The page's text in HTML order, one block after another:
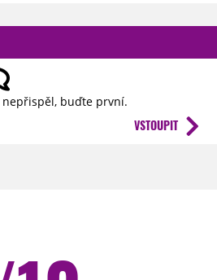
buďte první.
VSTOUPIT